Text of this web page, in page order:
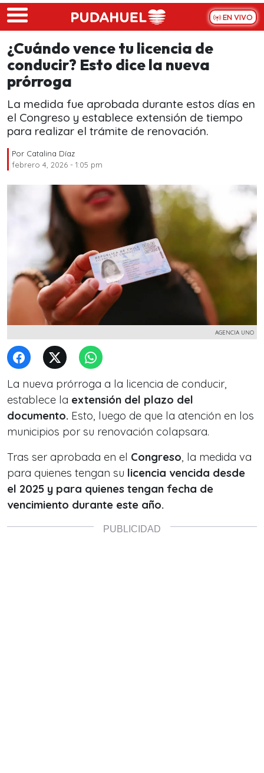
Skip to main content
EN VIVO
¿Cuándo vence tu licencia de
conducir? Esto dice la nueva
prórroga
La medida fue aprobada durante estos días en
el Congreso y establece extensión de tiempo
para realizar el trámite de renovación.
Por Catalina Díaz
febrero 4, 2026 - 1:05 pm
AGENCIA UNO
La nueva prórroga a la licencia de conducir,
establece la extensión del plazo del
documento. Esto, luego de que la atención en los
municipios por su renovación colapsara.
Tras ser aprobada en el Congreso, la medida va
para quienes tengan su licencia vencida desde
el 2025 y para quienes tengan fecha de
vencimiento durante este año.